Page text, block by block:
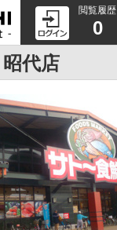
閲覧履歴
0
代店